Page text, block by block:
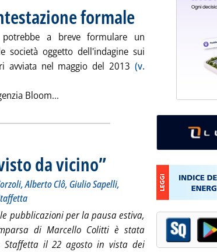
formale . Pubblicata venerdì 18
potrebbe a breve formulare un
società oggetto dell'indagine sui
avviata nel maggio del 2013 (v.
Bloom... Leggi tutta la notizia: 'Indagine
da vicino”. Sottotitolo: I contributi di Claudio
. Pubblicata venerdì 18 settembre 2015
Alberto Clô, Giulio Sapelli,
pubblicazioni per la pausa estiva,
di Marcello Colitti è stata
Staffetta il 22 agosto in vista dei